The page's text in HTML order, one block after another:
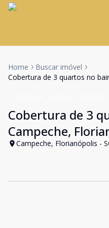
Home
Buscar imóvel
Cobertura de 3 quartos no
Cobertura de 3
Campeche,
Campeche, Florianópolis -